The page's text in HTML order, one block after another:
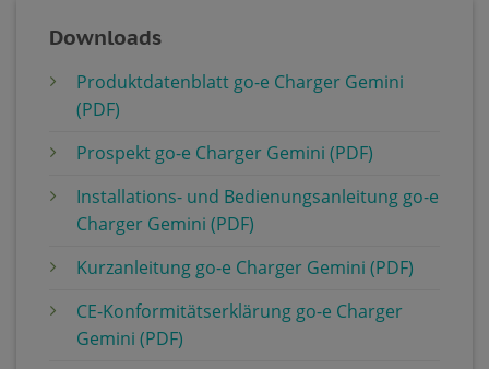
Downloads
Produktdatenblatt go-e Charger Gemini
(PDF)
Prospekt go-e Charger Gemini (PDF)
Installations- und Bedienungsanleitung go-e
Charger Gemini (PDF)
Kurzanleitung go-e Charger Gemini (PDF)
CE-Konformitätserklärung go-e Charger
Gemini (PDF)